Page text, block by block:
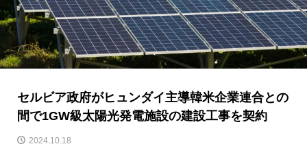
セルビア政府がヒュンダイ主導韓米企業連合との
間で1GW級太陽光発電施設の建設工事を契約
2024.10.18